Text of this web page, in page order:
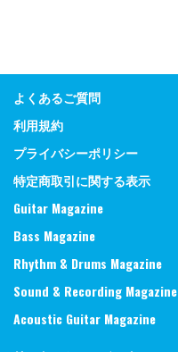
よくあるご質問
利用規約
プライバシーポリシー
特定商取引に関する表示
Guitar Magazine
Bass Magazine
Rhythm & Drums Magazine
Sound & Recording Magazine
Acoustic Guitar Magazine